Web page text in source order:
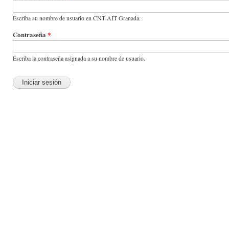
Escriba su nombre de usuario en CNT-AIT Granada.
Contraseña *
Escriba la contraseña asignada a su nombre de usuario.